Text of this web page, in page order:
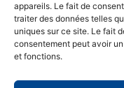
appareils. Le fait de
traiter des données telles
uniques sur ce site. Le fait
consentement peut avoir
et fonctions.
CONTACT
MENTIONS LÉGALES